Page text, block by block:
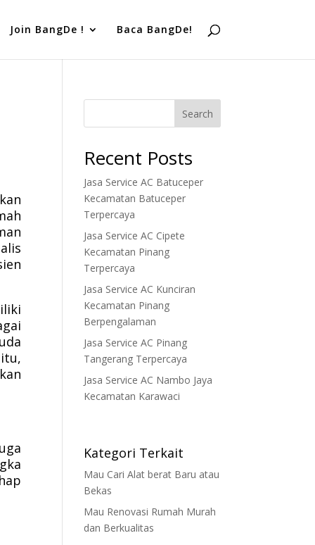
Join BangDe ! Baca BangDe!
Search
Recent Posts
Jasa Service AC Batuceper
Kecamatan Batuceper
Terpercaya
Jasa Service AC Cipete
Kecamatan Pinang
Terpercaya
Jasa Service AC Kunciran
Kecamatan Pinang
Berpengalaman
Jasa Service AC Pinang
Tangerang Terpercaya
Jasa Service AC Nambo Jaya
Kecamatan Karawaci
Kategori Terkait
Mau Cari Alat berat Baru atau
Bekas
Mau Renovasi Rumah Murah
dan Berkualitas